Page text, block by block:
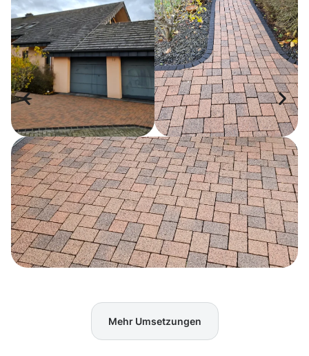
Mehr Umsetzungen